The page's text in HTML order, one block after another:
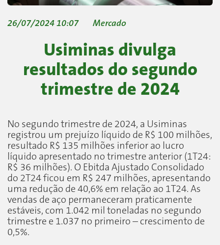
26/07/2024 10:07 Mercado
Usiminas divulga
resultados do segundo
trimestre de 2024
No segundo trimestre de 2024, a Usiminas
registrou um prejuízo líquido de R$ 100 milhões,
resultado R$ 135 milhões inferior ao lucro
líquido apresentado no trimestre anterior (1T24:
R$ 36 milhões). O Ebitda Ajustado Consolidado
do 2T24 ficou em R$ 247 milhões, apresentando
uma redução de 40,6% em relação ao 1T24. As
vendas de aço permaneceram praticamente
estáveis, com 1.042 mil toneladas no segundo
trimestre e 1.037 no primeiro – crescimento de
0,5%.